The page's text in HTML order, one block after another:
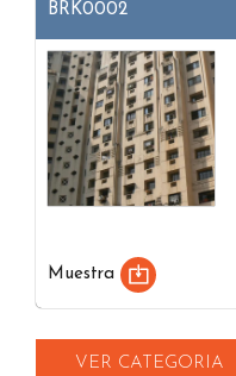
BRK0002
Muestra
VER CATEGORIA